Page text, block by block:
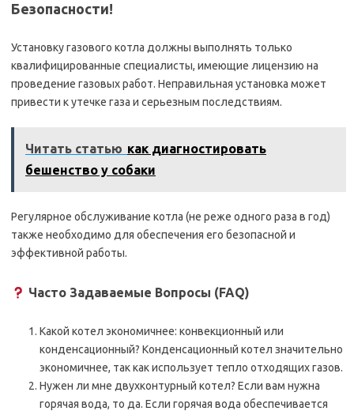
Безопасности!
Установку газового котла должны выполнять только
квалифицированные специалисты, имеющие лицензию на
проведение газовых работ. Неправильная установка может
привести к утечке газа и серьезным последствиям.
Читать статью как диагностировать
бешенство у собаки
Регулярное обслуживание котла (не реже одного раза в год)
также необходимо для обеспечения его безопасной и
эффективной работы.
Часто Задаваемые Вопросы (FAQ)
Какой котел экономичнее: конвекционный или
конденсационный? Конденсационный котел значительно
экономичнее, так как использует тепло отходящих газов.
Нужен ли мне двухконтурный котел? Если вам нужна
горячая вода, то да. Если горячая вода обеспечивается